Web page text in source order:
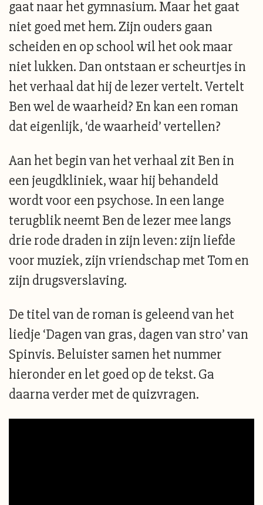
gaat naar het gymnasium. Maar het gaat
niet goed met hem. Zijn ouders gaan
scheiden en op school wil het ook maar
niet lukken. Dan ontstaan er scheurtjes in
het verhaal dat hij de lezer vertelt. Vertelt
Ben wel de waarheid? En kan een roman
dat eigenlijk, ‘de waarheid’ vertellen?
Aan het begin van het verhaal zit Ben in
een jeugdkliniek, waar hij behandeld
wordt voor een psychose. In een lange
terugblik neemt Ben de lezer mee langs
drie rode draden in zijn leven: zijn liefde
voor muziek, zijn vriendschap met Tom en
zijn drugsverslaving.
De titel van de roman is geleend van het
liedje ‘Dagen van gras, dagen van stro’ van
Spinvis. Beluister samen het nummer
hieronder en let goed op de tekst. Ga
daarna verder met de quizvragen.